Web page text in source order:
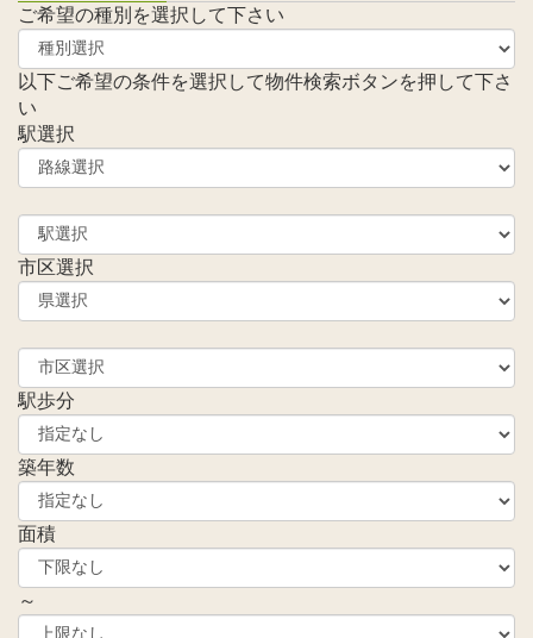
ご希望の種別を選択して下さい
以下ご希望の条件を選択して物件検索ボタンを押して下さ
い
駅選択
市区選択
駅歩分
築年数
面積
～